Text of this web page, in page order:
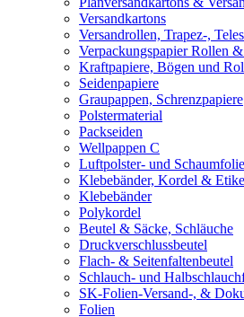
Versandkartons
Versandrollen, Trapez-,
Verpackungspapier Rollen
Kraftpapiere, Bögen und
Seidenpapiere
Graupappen, Schrenzpapiere
Polstermaterial
Packseiden
Wellpappen C
Luftpolster- und
Klebebänder, Kordel &
Klebebänder
Polykordel
Beutel & Säcke, Schläuche
Druckverschlussbeutel
Flach- & Seitenfaltenbeutel
Schlauch- und
SK-Folien-Versand-, &
Folien